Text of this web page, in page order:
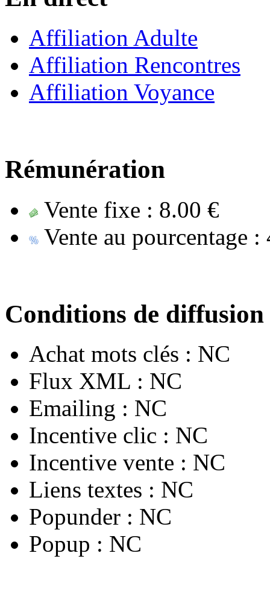
Affiliation Adulte
Affiliation Rencontres
Affiliation Voyance
Rémunération
Vente fixe : 8.00 €
Vente au pourcentage :
Conditions de diffusion
Achat mots clés : NC
Flux XML : NC
Emailing : NC
Incentive clic : NC
Incentive vente : NC
Liens textes : NC
Popunder : NC
Popup : NC